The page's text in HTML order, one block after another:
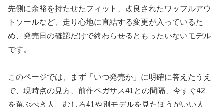
先側に余裕を持たせたフィット、改良されたワッフルアウ
トソールなど、走り心地に直結する変更が入っているた
め、発売日の確認だけで終わらせるともったいないモデル
です。
このページでは、まず「いつ発売か」に明確に答えたうえ
で、現時点の見方、前作ペガサス41との間隔、今すぐ42
を選ぶべき人、むしろ41や別モデルを見たほうがいい人